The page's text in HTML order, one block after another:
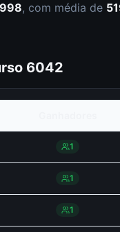
, com média de
6042
1
1
1